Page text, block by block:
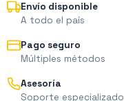
Envío disponible
A todo el país
Pago seguro
Múltiples métodos
Asesoría
Soporte especializado